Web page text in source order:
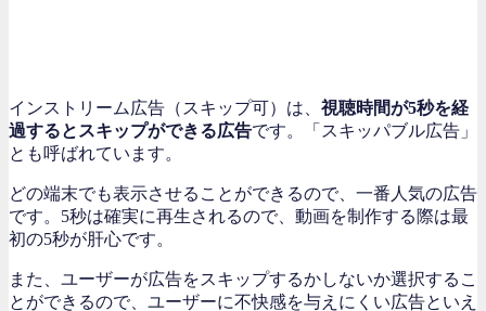
インストリーム広告（スキップ可）は、 視聴時間が5秒を経
過するとスキップができる広告です。「スキッパブル広告」
とも呼ばれています。
どの端末でも表示させることができるので、一番人気の広告
です。5秒は確実に再生されるので、動画を制作する際は最
初の5秒が肝心です。
また、ユーザーが広告をスキップするかしないか選択するこ
とができるので、ユーザーに不快感を与えにくい広告といえ